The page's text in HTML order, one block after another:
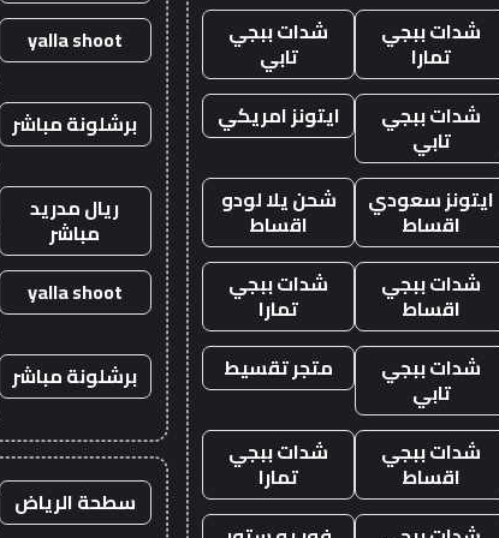
شدات ببجي
تمارا
شدات ببجي
تابي
شدات ببجي
تابي
ايتونز امريكي
ايتونز سعودي
اقساط
شحن يلا لودو
اقساط
شدات ببجي
اقساط
شدات ببجي
تمارا
شدات ببجي
تابي
متجر تقسيط
شدات ببجي
اقساط
شدات ببجي
تمارا
yalla shoot
برشلونة مباشر
ريال مدريد
مباشر
yalla shoot
برشلونة مباشر
سطحة الرياض